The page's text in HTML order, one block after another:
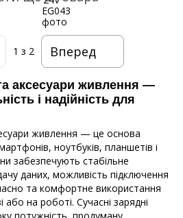
1 з 2 Вперед
аксесуари живлення —
і надійність для
живлення — це основа
ноутбуків, планшетів і
забезпечують стабільне
даних, можливість підключення
та комфортне використання
на роботі. Сучасні зарядні